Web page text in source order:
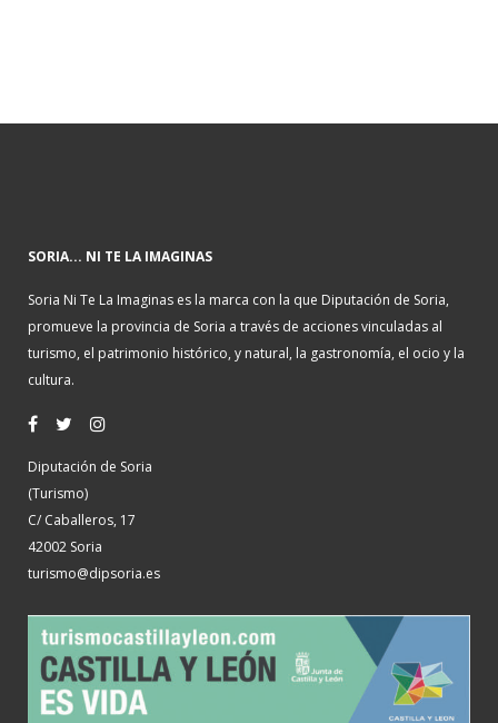
SORIA... NI TE LA IMAGINAS
Soria Ni Te La Imaginas es la marca con la que Diputación de Soria,
promueve la provincia de Soria a través de acciones vinculadas al
turismo, el patrimonio histórico, y natural, la gastronomía, el ocio y la
cultura.
Diputación de Soria
(Turismo)
C/ Caballeros, 17
42002 Soria
turismo@dipsoria.es